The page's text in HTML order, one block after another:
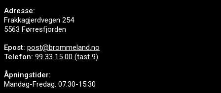
Adresse:
Frakkagjerdvegen 254
5563 Førresfjorden
Epost: post@brommeland.no
Telefon: 99 33 15 00 (tast 9)
Åpningstider:
Mandag-Fredag: 07.30-15.30